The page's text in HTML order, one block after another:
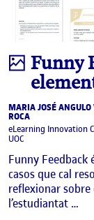
Infografia
Funny
MARIA JOSÉ
ROCA
eLearning Innovation
UOC
Funny Feedback
casos que cal
reflexionar
l’estudiantat …